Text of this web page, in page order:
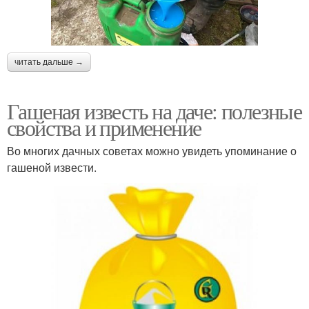
читать дальше →
Гашеная известь на даче: полезные
свойства и применение
Во многих дачных советах можно увидеть упоминание о
гашеной извести.